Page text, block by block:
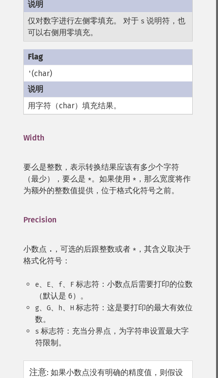
仅对数字进行左侧零填充。 对于 s 说明符，也
可以右侧用零填充。
'(char)
用字符（char）填充结果。
Width
要么是整数，表示转换结果应该有多少个字符
（最少），要么是 *。如果使用 * ，那么宽度将作
为额外的整数值提供，位于格式化符号之前。
Precision
小数点 . ，可选的后跟整数或者 * ，其含义取决于
格式化符号：
e、 E、 f、 F 标志符：小数点后需要打印的位数
（默认是 6）。
g、 G、 h、 H 标志符：这是要打印的最大有效位
数。
s 标志符：充当分界点，为字符串设置最大字
符限制。
注意: 如果小数点没有明确的精度值，则假设